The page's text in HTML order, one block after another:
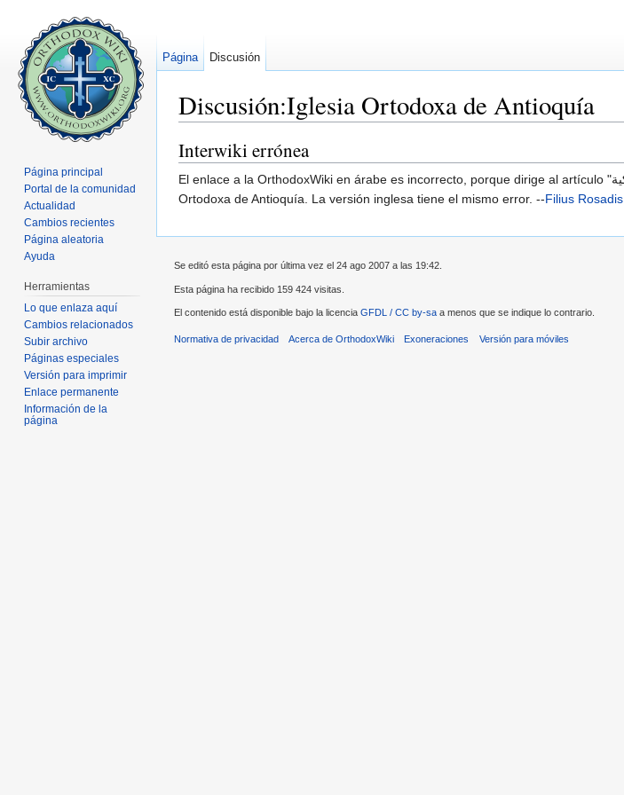
Discusión:Iglesia Ortodoxa de Antioquía
Interwiki errónea
El enlace a la OrthodoxWiki en árabe es incorrecto, porque dirige al artículo "أنطاكية", es decir a "Antioquía", un artículo sobre la ciudad de Antioquía, no sobre la Iglesia
Ortodoxa de Antioquía. La versión inglesa tiene el mismo error. --Filius Rosadis
Página Discusión
Página principal
Portal de la comunidad
Actualidad
Cambios recientes
Página aleatoria
Ayuda
Herramientas
Lo que enlaza aquí
Cambios relacionados
Subir archivo
Páginas especiales
Versión para imprimir
Enlace permanente
Información de la
página
Se editó esta página por última vez el 24 ago 2007 a las 19:42.
Esta página ha recibido 159 424 visitas.
El contenido está disponible bajo la licencia GFDL / CC by-sa a menos que se indique lo contrario.
Normativa de privacidad Acerca de OrthodoxWiki Exoneraciones Versión para móviles